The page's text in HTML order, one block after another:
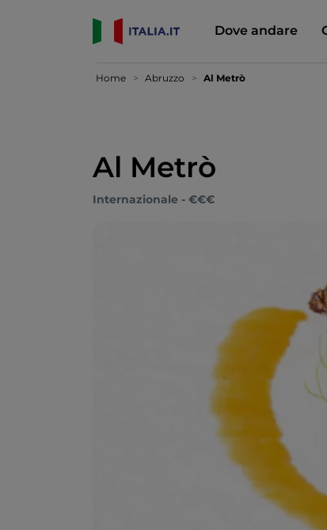
Dove andare
Home Abruzzo Al Metrò
Al Metrò
Internazionale - €€€